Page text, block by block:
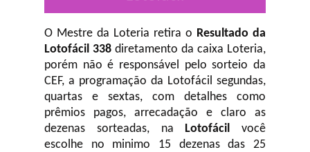
O Mestre da Loteria retira o Resultado da
Lotofácil 338 diretamento da caixa Loteria,
porém não é responsável pelo sorteio da
CEF, a programação da Lotofácil segundas,
quartas e sextas, com detalhes como
prêmios pagos, arrecadação e claro as
dezenas sorteadas, na Lotofácil você
escolhe no minimo 15 dezenas das 25